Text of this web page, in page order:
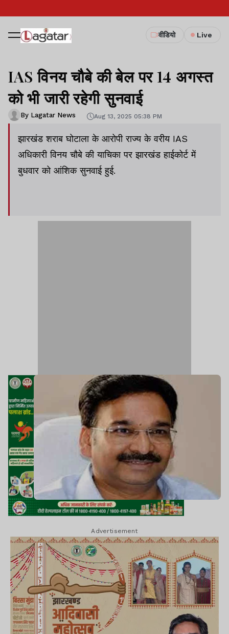
वीडियो Live
IAS विनय चौबे की बेल पर 14 अगस्त
को भी जारी रहेगी सुनवाई
By Lagatar News Aug 13, 2025 05:38 PM
झारखंड शराब घोटाला के आरोपी राज्य के वरीय IAS
अधिकारी विनय चौबे की याचिका पर झारखंड हाईकोर्ट में
बुधवार को आंशिक सुनवाई हुई.
Advertisement